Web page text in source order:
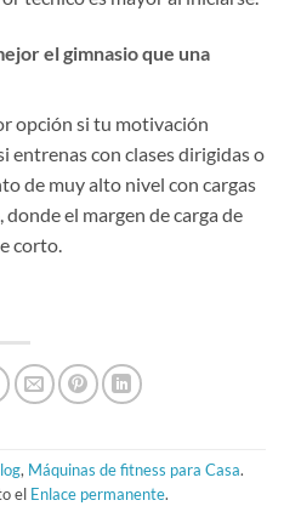
el gimnasio que una
opción si tu motivación
entrenas con clases dirigidas o
de muy alto nivel con cargas
el margen de carga de
corto.
, Máquinas de fitness para Casa.
el Enlace permanente.